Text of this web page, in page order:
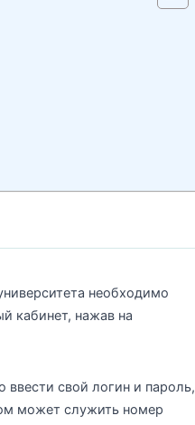
необходимо
кабинет, нажав на
ввести свой логин и пароль,
может служить номер